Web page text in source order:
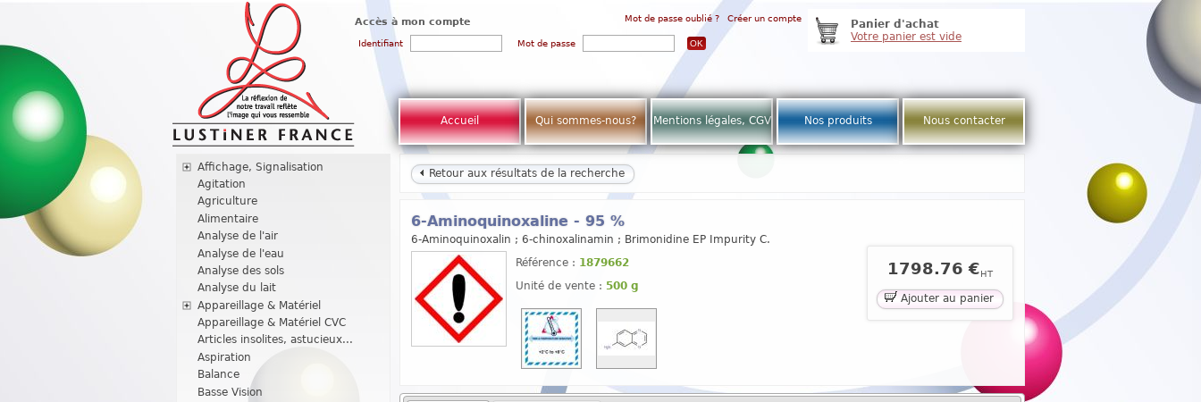
Accès à mon compte Mot de passe oublié ? Créer un compte
Identifiant Mot de passe
Panier d'achat
Votre panier est vide
Accueil Qui sommes-nous? Mentions légales, CGV Nos produits Nous contacter
Affichage, Signalisation
Agitation
Agriculture
Alimentaire
Analyse de l'air
Analyse de l'eau
Analyse des sols
Analyse du lait
Appareillage & Matériel
Appareillage & Matériel CVC
Articles insolites, astucieux...
Aspiration
Balance
Basse Vision
Retour aux résultats de la recherche
6-Aminoquinoxaline - 95 %
6-Aminoquinoxalin ; 6-chinoxalinamin ; Brimonidine EP Impurity C.
Référence : 1879662
Unité de vente : 500 g
1798.76 € HT
Ajouter au panier